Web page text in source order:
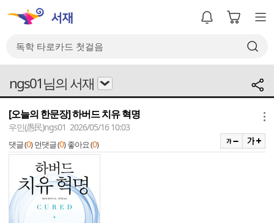
ngs01님의 서재
[오늘의 한문장] 하버드 치유 혁명
우민(愚民)ngs01 2026/05/16 10:03
댓글 (0) 먼댓글 (0) 좋아요 (0)